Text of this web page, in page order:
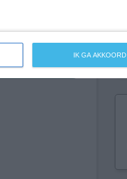
IK GA AKKOORD